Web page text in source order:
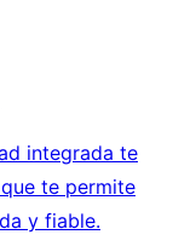
integrada te
te permite
y fiable.